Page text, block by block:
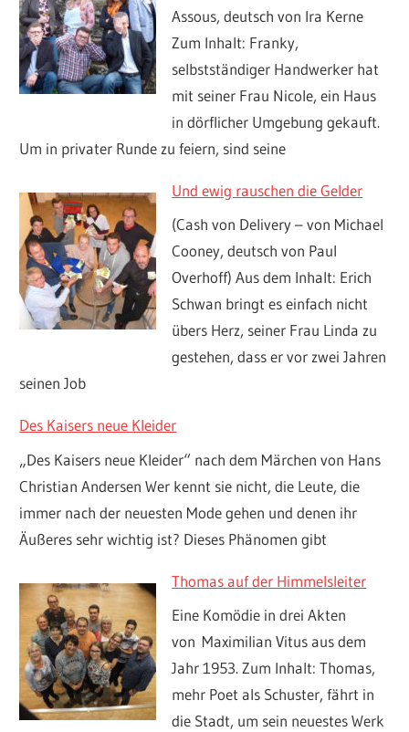
Assous, deutsch von Ira Kerne
Zum Inhalt: Franky,
selbstständiger Handwerker hat
mit seiner Frau Nicole, ein Haus
in dörflicher Umgebung gekauft.
Um in privater Runde zu feiern, sind seine
Und ewig rauschen die Gelder
(Cash von Delivery – von Michael
Cooney, deutsch von Paul
Overhoff) Aus dem Inhalt: Erich
Schwan bringt es einfach nicht
übers Herz, seiner Frau Linda zu
gestehen, dass er vor zwei Jahren
seinen Job
Des Kaisers neue Kleider
„Des Kaisers neue Kleider“ nach dem Märchen von Hans
Christian Andersen Wer kennt sie nicht, die Leute, die
immer nach der neuesten Mode gehen und denen ihr
Äußeres sehr wichtig ist? Dieses Phänomen gibt
Thomas auf der Himmelsleiter
Eine Komödie in drei Akten
von Maximilian Vitus aus dem
Jahr 1953. Zum Inhalt: Thomas,
mehr Poet als Schuster, fährt in
die Stadt, um sein neuestes Werk